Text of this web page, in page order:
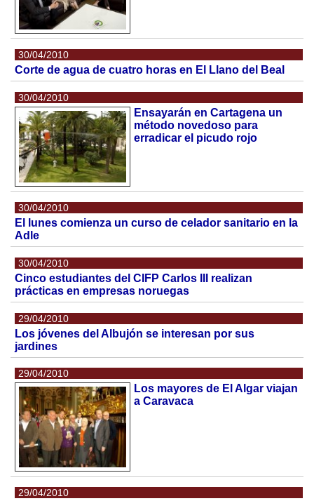
30/04/2010
Corte de agua de cuatro horas en El Llano del Beal
30/04/2010
Ensayarán en Cartagena un
método novedoso para
erradicar el picudo rojo
30/04/2010
El lunes comienza un curso de celador sanitario en la
Adle
30/04/2010
Cinco estudiantes del CIFP Carlos III realizan
prácticas en empresas noruegas
29/04/2010
Los jóvenes del Albujón se interesan por sus
jardines
29/04/2010
Los mayores de El Algar viajan
a Caravaca
29/04/2010